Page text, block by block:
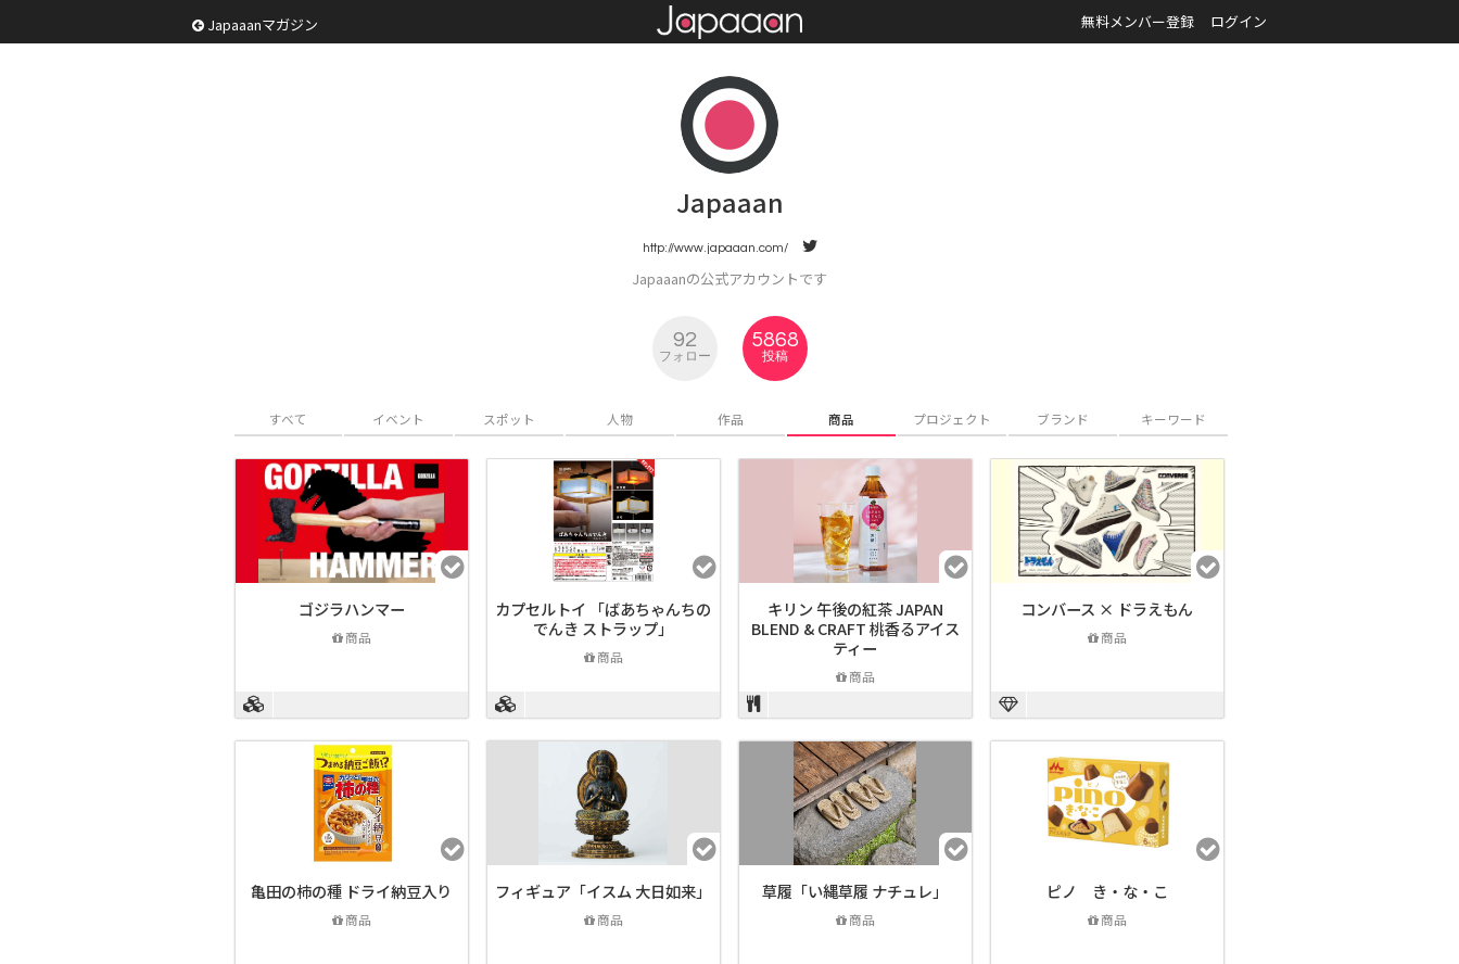
Japaaanマガジン 無料メンバー登録 ログイン
Japaaan
http://www.japaaan.com/
Japaaanの公式アカウントです
92
フォロー
5868
投稿
すべて イベント スポット 人物 作品 商品 プロジェクト ブランド キーワード
ゴジラハンマー
商品
カプセルトイ 「ばあちゃんちの
でんき ストラップ」
商品
キリン 午後の紅茶 JAPAN
BLEND & CRAFT 桃香るアイス
ティー
商品
コンバース × ドラえもん
商品
亀田の柿の種 ドライ納豆入り
商品
フィギュア「イスム 大日如来」
商品
草履「い縄草履 ナチュレ」
商品
ピノ き・な・こ
商品